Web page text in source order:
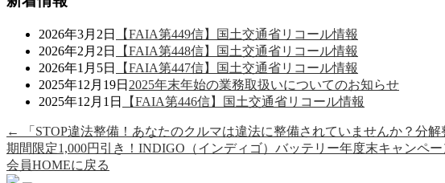
2026年3月2日
【FAIA第449信】国土交通省リコール情報
2026年2月2日
【FAIA第448信】国土交通省リコール情報
2026年1月5日
【FAIA第447信】国土交通省リコール情報
2025年12月19日 2025年末年始の業務取扱いについてのお知らせ
2025年12月1日
【FAIA第446信】国土交通省リコール情報
←
「STOP違法整備！あなたのクルマは違法に整備されていませんか？分
期間限定1,000円引き！INDIGO（インディゴ）バッテリー年度末キャンペー
会員HOMEに戻る